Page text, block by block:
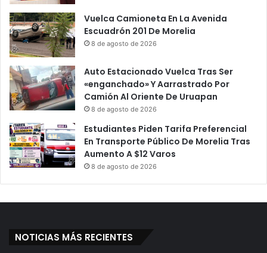
Vuelca Camioneta En La Avenida
Escuadrón 201 De Morelia
8 de agosto de 2026
Auto Estacionado Vuelca Tras Ser
«enganchado» Y Aarrastrado Por
Camión Al Oriente De Uruapan
8 de agosto de 2026
Estudiantes Piden Tarifa Preferencial
En Transporte Público De Morelia Tras
Aumento A $12 Varos
8 de agosto de 2026
NOTICIAS MÁS RECIENTES